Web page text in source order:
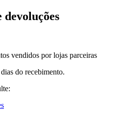
vendidos por lojas parceiras
do recebimento.